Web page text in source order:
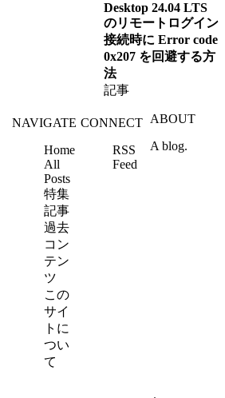
Desktop 24.04 LTS
のリモートログイン
接続時に Error code
0x207 を回避する方
法
記事
NAVIGATE
Home
All
Posts
特集
記事
過去
コン
テン
ツ
この
サイ
トに
つい
て
CONNECT
RSS
Feed
ABOUT
A blog.